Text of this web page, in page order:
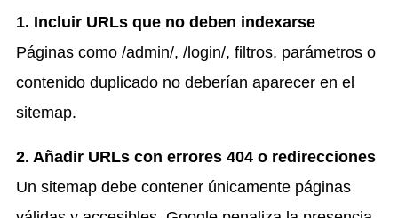
1. Incluir URLs que no deben indexarse
Páginas como /admin/, /login/, filtros, parámetros o
contenido duplicado no deberían aparecer en el
sitemap.
2. Añadir URLs con errores 404 o redirecciones
Un sitemap debe contener únicamente páginas